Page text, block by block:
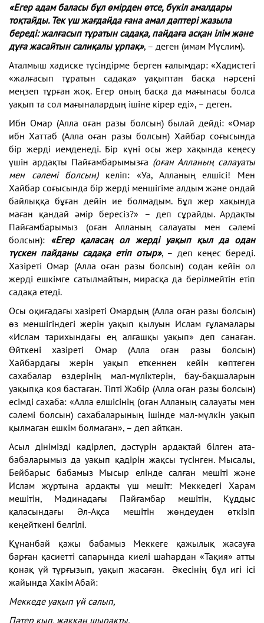
«Егер адам баласы бұл өмірден өтсе, бүкіл амалдары
тоқтайды. Тек үш жағдайда ғана амал дәптері жазыла
береді: жалғасып тұратын садақа, пайдаға асқан ілім және
дұға жасайтын салиқалы ұрпақ», – деген (имам Мүслим).
Аталмыш хадиске түсіндірме берген ғалымдар: «Хадистегі
«жалғасып тұратын садақа» уақыптан басқа нәрсені
меңзеп тұрған жоқ. Егер оның басқа да мағынасы болса
уақып та сол мағыналардың ішіне кірер еді», – деген.
Ибн Омар (Алла оған разы болсын) былай дейді: «Омар
ибн Хаттаб (Алла оған разы болсын) Хайбар соғысында
бір жерді иемденеді. Бір күні осы жер хақында кеңесу
үшін ардақты Пайғамбарымызға (оған Алланың салауаты
мен сәлемі болсын)келіп: «Уа, Алланың елшісі! Мен
Хайбар соғысында бір жерді меншігіме алдым және ондай
байлыққа бұған дейін ие болмадым. Бұл жер хақында
маған қандай әмір бересіз?» – деп сұрайды. Ардақты
Пайғамбарымыз (оған Алланың салауаты мен сәлемі
болсын): «Егер қаласаң ол жерді уақып қыл да одан
түскен пайданы садақа етіп отыр», – деп кеңес береді.
Хазіреті Омар (Алла оған разы болсын) содан кейін ол
жерді ешкімге сатылмайтын, мирасқа да берілмейтін етіп
садақа етеді.
Осы оқиғадағы хазіреті Омардың (Алла оған разы болсын)
өз меншігіндегі жерін уақып қылуын Ислам ғұламалары
«Ислам тарихындағы ең алғашқы уақып» деп санаған.
Өйткені хазіреті Омар (Алла оған разы болсын)
Хайбардағы жерін уақып еткеннен кейін көптеген
сахабалар өздерінің мал-мүліктерін, бау-бақшаларын
уақыпқа қоя бастаған. Тіпті Жәбір (Алла оған разы болсын)
есімді сахаба: «Алла елшісінің (оған Алланың салауаты мен
сәлемі болсын) сахабаларының ішінде мал-мүлкін уақып
қылмаған ешкім болмаған», – деп айтқан.
Асыл дінімізді қадірлеп, дәстүрін ардақтай білген ата-
бабаларымыз да уақып қадірін жақсы түсінген. Мысалы,
Бейбарыс бабамыз Мысыр елінде салған мешіті және
Ислам жұртына ардақты үш мешіт: Меккедегі Харам
мешітін, Мәдинадағы Пайғамбар мешітін, Құддыс
қаласындағы Әл-Ақса мешітін жөндеуден өткізіп
кеңейткені белгілі.
Құнанбай қажы бабамыз Меккеге қажылық жасауға
барған қасиетті сапарында киелі шаһардан «Тақия» атты
қонақ үй тұрғызып, уақып жасаған. Әкесінің бұл игі ісі
жайында Хакім Абай:
Меккеде уақып үй салып,
Пәтер қып, жаққан шырақты.